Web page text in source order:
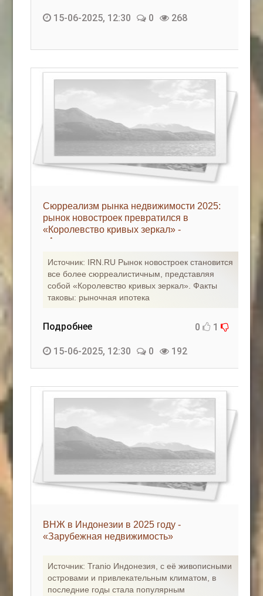
15-06-2025, 12:30 0 268
Сюрреализм рынка недвижимости 2025:
рынок новостроек превратился в
«Королевство кривых зеркал» -
«Аналитика рынка»
Источник: IRN.RU Рынок новостроек становится
все более сюрреалистичным, представляя
собой «Королевство кривых зеркал». Факты
таковы: рыночная ипотека
Подробнее 0 1
15-06-2025, 12:30 0 192
ВНЖ в Индонезии в 2025 году -
«Зарубежная недвижимость»
Источник: Tranio Индонезия, с её живописными
островами и привлекательным климатом, в
последние годы стала популярным